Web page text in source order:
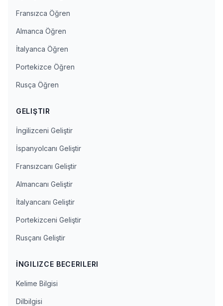
Fransızca Öğren
Almanca Öğren
İtalyanca Öğren
Portekizce Öğren
Rusça Öğren
GELIŞTIR
İngilizceni Geliştir
İspanyolcanı Geliştir
Fransızcanı Geliştir
Almancanı Geliştir
İtalyancanı Geliştir
Portekizceni Geliştir
Rusçanı Geliştir
İNGILIZCE BECERILERI
Kelime Bilgisi
Dilbilgisi